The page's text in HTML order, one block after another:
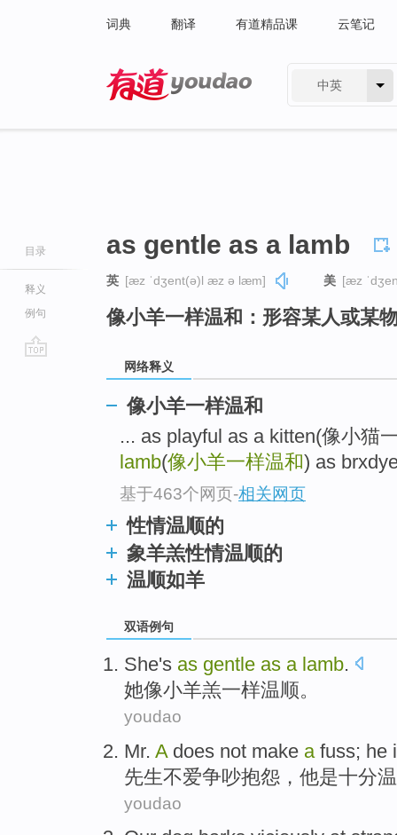
词典 翻译 有道精品课 云笔记
中英
目录
释义
例句
as gentle as a lamb
英 [æz ˈdʒent(ə)l æz ə læm] 美 [æz
像小羊一样温和：形容某人或某
网络释义
像小羊一样温和
... as playful as a kitten(像小猫
lamb(像小羊一样温和) as
基于463个网页-相关网页
性情温顺的
象羊羔性情温顺的
温顺如羊
双语例句
She's as gentle as a lamb.
她像小羊羔一样温顺。
youdao
Mr. A does not make a fuss; he
先生不爱争吵抱怨， 他是十分
youdao